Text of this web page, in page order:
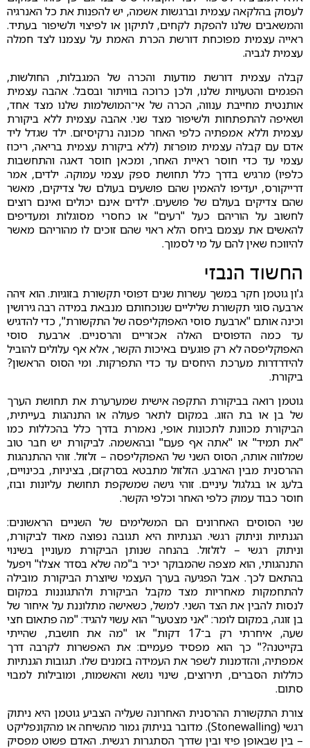
לעסוק בהלקאה עצמית וברגשות אשמה, יש להפנות את כל האנרגיה
והמשאבים שלנו להפקת לקחים, לתיקון או לפיצוי ולשיפור בעתיד.
ראייה עצמית מפוכחת דורשת הכרת האמת על עצמנו לצד חמלה
עצמית לגביה.
קבלה עצמית דורשת מודעות והכרה של המגבלות, החולשות,
הפגמים והטעויות שלנו, ולכן כרוכה בוויתור ובסבל. אהבה עצמית
אותנטית מחייבת ענווה, הכרה של אי־המושלמות שלנו מצד אחד,
ושאיפה להתפתחות ולשיפור מצד שני. אהבה עצמית ללא ביקורת
עצמית וללא אמפתיה כלפי האחר מכונה נרקיסיזם. ילד שגדל ליד
אדם עם קבלה עצמית מופרזת (ללא ביקורת עצמית בריאה, ריכוז
עצמי עד כדי חוסר ראיית האחר, ומכאן חוסר דאגה והתחשבות
כלפיו) מרגיש בדרך כלל תחושת ספק עצמי עמוקה. ילדים, אמר
דרייקורס, יעדיפו להאמין שהם פושעים בעולם של צדיקים, מאשר
שהם צדיקים בעולם של פושעים. ילדים אינם יכולים ואינם רוצים
לחשוב על הוריהם כעל "רעים" או כחסרי מסוגלות ומעדיפים
להאשים את עצמם ביחס הלא ראוי שהם זוכים לו מהוריהם מאשר
להיווכח שאין להם על מי לסמוך.
החשוד הנבזי
ג'ון גוטמן חקר במשך עשרות שנים דפוסי תקשורת בזוגיות. הוא זיהה
ארבעה סוגי תקשורת שליליים שנוכחותם מנבאת במידה רבה גירושין
וכינה אותם "ארבעת סוסי האפוקליפסה של התקשורת", כדי להדגיש
עד כמה הדפוסים האלה אכזריים והרסניים. ארבעת סוסי
האפוקליפסה לא רק פוגעים באיכות הקשר, אלא אף עלולים להוביל
להידרדרות מערכת היחסים עד כדי התפרקות. ומי הסוס הראשון?
ביקורת.
גוטמן רואה בביקורת התקפה אישית שמערערת את תחושת הערך
של בן או בת הזוג. במקום לתאר פעולה או התנהגות בעייתית,
הביקורת מכוונת לתכונות אופי, נאמרת בדרך כלל בהכללות כמו
"את תמיד" או "אתה אף פעם" ובהאשמה. לביקורת יש חבר טוב
שמלווה אותה, הסוס השני של האפוקליפסה – זלזול. זוהי ההתנהגות
ההרסנית מבין הארבע. הזלזול מתבטא בסרקזם, בציניות, בכינויים,
בלעג או בגלגול עיניים. זוהי גישה שמשקפת תחושת עליונות ובוז,
חוסר כבוד עמוק כלפי האחר וכלפי הקשר.
שני הסוסים האחרונים הם המשלימים של השניים הראשונים:
הגנתיות וניתוק רגשי. הגנתיות היא תגובה נפוצה מאוד לביקורת,
וניתוק רגשי – לזלזול. בהנחה שנותן הביקורת מעוניין בשינוי
התנהגותי, הוא מצפה שהמבוקר יכיר ב"מה שלא בסדר אצלו" ויפעל
בהתאם לכך. אבל הפגיעה בערך העצמי שיוצרת הביקורת מובילה
להתחמקות מאחריות מצד מקבל הביקורת ולהתגוננות במקום
לנסות להבין את הצד השני. למשל, כשאישה מתלוננת על איחור של
בן זוגה, במקום לומר: "אני מצטער" הוא עשוי להגיד: "מה פתאום חצי
שעה, איחרתי רק ב־17 דקות" או "מה את חושבת, שהייתי
בקייטנה?" כך הוא מפסיד פעמיים: את האפשרות לקרבה דרך
אמפתיה, והזדמנות לשפר את העמידה בזמנים שלו. תגובות הגנתיות
כוללות הסברים, תירוצים, שינוי נושא והאשמות, ומובילות למבוי
סתום.
צורת התקשורת ההרסנית האחרונה שעליה הצביע גוטמן היא ניתוק
רגשי (Stonewalling). מדובר בניתוק גמור מהשיחה או מהקונפליקט
– בין שבאופן פיזי ובין שדרך הסתגרות רגשית. האדם פשוט מפסיק